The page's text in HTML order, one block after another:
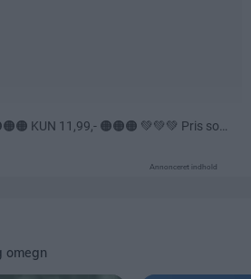
Annonceret indhold
omegn